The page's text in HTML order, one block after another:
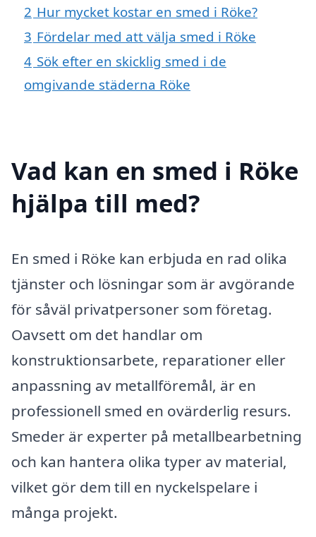
2 Hur mycket kostar en smed i Röke?
3 Fördelar med att välja smed i Röke
4 Sök efter en skicklig smed i de
omgivande städerna Röke
Vad kan en smed i Röke
hjälpa till med?
En smed i Röke kan erbjuda en rad olika
tjänster och lösningar som är avgörande
för såväl privatpersoner som företag.
Oavsett om det handlar om
konstruktionsarbete, reparationer eller
anpassning av metallföremål, är en
professionell smed en ovärderlig resurs.
Smeder är experter på metallbearbetning
och kan hantera olika typer av material,
vilket gör dem till en nyckelspelare i
många projekt.